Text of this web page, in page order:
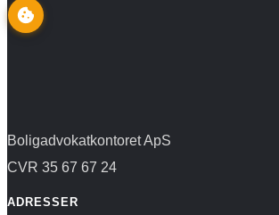
Boligadvokatkontoret ApS
CVR 35 67 67 24
ADRESSER